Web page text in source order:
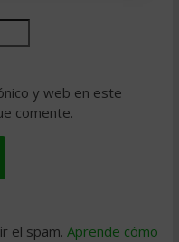
y web en este
comente.
el spam. Aprende cómo